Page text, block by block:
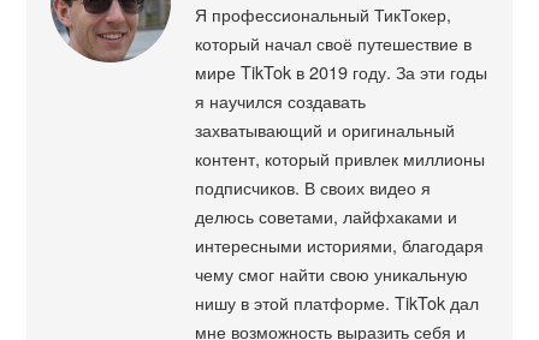
Я профессиональный ТикТокер,
который начал своё путешествие в
мире TikTok в 2019 году. За эти годы
я научился создавать
захватывающий и оригинальный
контент, который привлек миллионы
подписчиков. В своих видео я
делюсь советами, лайфхаками и
интересными историями, благодаря
чему смог найти свою уникальную
нишу в этой платформе. TikTok дал
мне возможность выразить себя и